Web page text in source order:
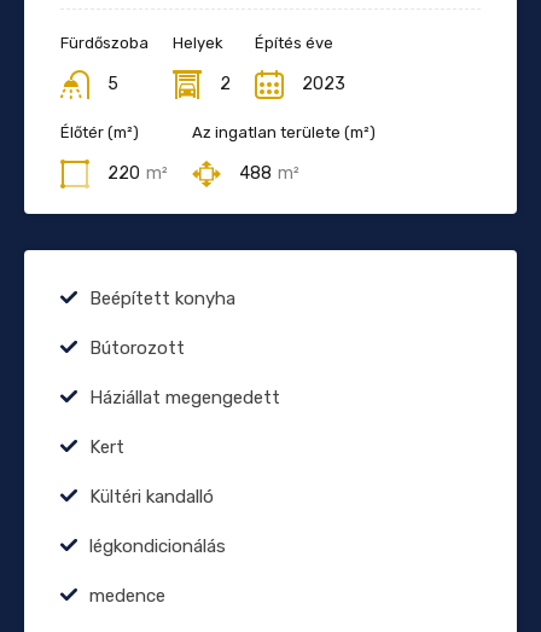
Fürdőszoba
5
Helyek
2
Építés éve
2023
Élőtér (m²)
220 m²
Az ingatlan területe (m²)
488 m²
Beépített konyha
Bútorozott
Háziállat megengedett
Kert
Kültéri kandalló
légkondicionálás
medence